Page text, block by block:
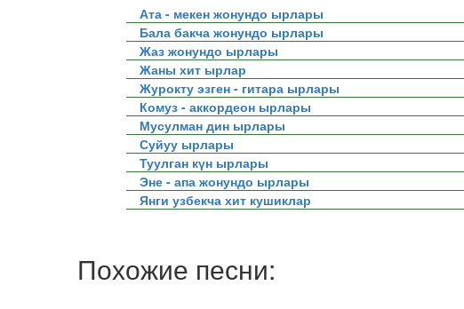
Ата - мекен жонундо ырлары
Бала бакча жонундо ырлары
Жаз жонундо ырлары
Жаны хит ырлар
Журокту эзген - гитара ырлары
Комуз - аккордеон ырлары
Мусулман дин ырлары
Суйуу ырлары
Туулган күн ырлары
Эне - апа жонундо ырлары
Янги узбекча хит кушиклар
Похожие песни: